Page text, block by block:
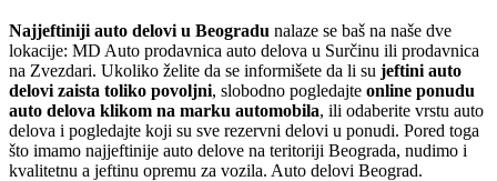
Najjeftiniji auto delovi u Beogradu nalaze se baš na naše dve
lokacije: MD Auto prodavnica auto delova u Surčinu ili prodavnica
na Zvezdari. Ukoliko želite da se informišete da li su jeftini auto
delovi zaista toliko povoljni, slobodno pogledajte online ponudu
auto delova klikom na marku automobila, ili odaberite vrstu auto
delova i pogledajte koji su sve rezervni delovi u ponudi. Pored toga
što imamo najjeftinije auto delove na teritoriji Beograda, nudimo i
kvalitetnu a jeftinu opremu za vozila. Auto delovi Beograd.